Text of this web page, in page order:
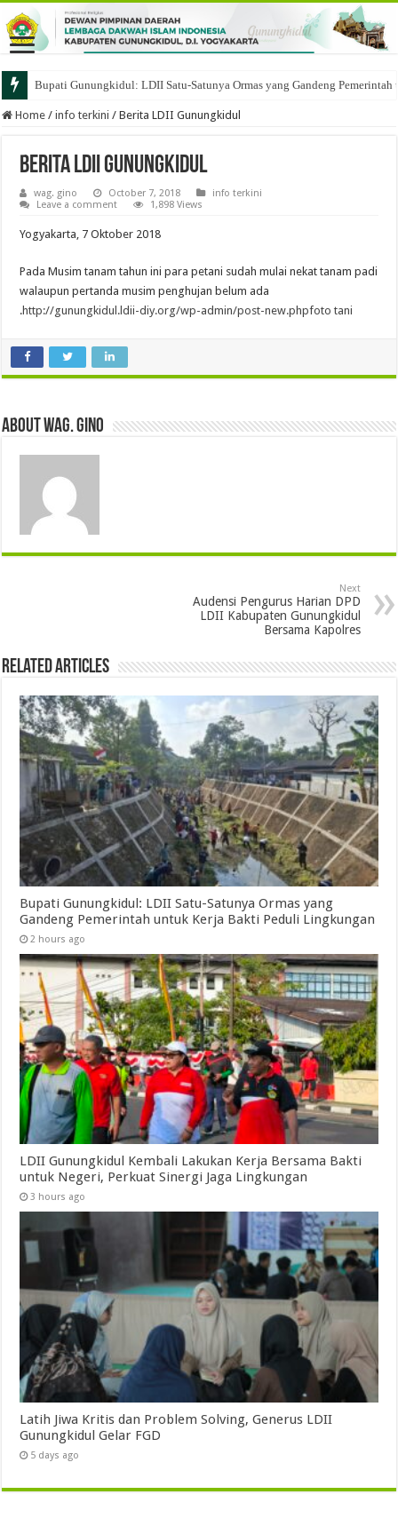
Bupati Gunungkidul: LDII Satu-Satunya Ormas yang Gandeng
Home / info terkini / Berita LDII Gunungkidul
Berita LDII Gunungkidul
wag. gino October 7, 2018
info terkini
Leave a comment
1,898 Views
Yogyakarta, 7 Oktober 2018
Pada Musim tanam tahun ini para petani sudah mulai nekat tanam padi
walaupun pertanda musim penghujan belum ada
.http://gunungkidul.ldii-diy.org/wp-admin/post-new.phpfoto tani
About wag. gino
Next
Audensi Pengurus Harian DPD
LDII Kabupaten Gunungkidul
Bersama Kapolres
Related Articles
Bupati Gunungkidul: LDII Satu-Satunya Ormas yang
Gandeng Pemerintah untuk Kerja Bakti Peduli Lingkungan
2 hours ago
LDII Gunungkidul Kembali Lakukan Kerja Bersama Bakti
untuk Negeri, Perkuat Sinergi Jaga Lingkungan
3 hours ago
Latih Jiwa Kritis dan Problem Solving, Generus LDII
Gunungkidul Gelar FGD
5 days ago